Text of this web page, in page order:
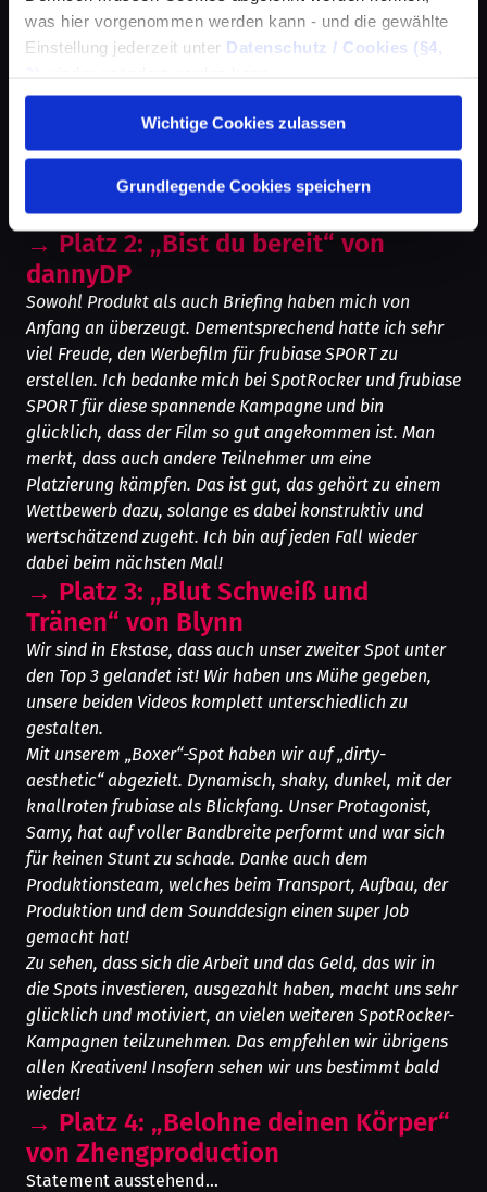
was hier vorgenommen werden kann - und die gewählte
Einstellung jederzeit unter Datenschutz / Cookies (§4,
Wichtige Cookies zulassen
Grundlegende Cookies speichern
5.6L V8 – unser Motto!
Die Anforderungen in den SpotRocker-Briefings zwingen
uns immer wieder über den Tellerrand zu schauen und
lohnenswerte Herausforderung und dass der Spot dann
auch beim Kunden so gut angekommen ist, freut uns
ganz besonders. In diesem Sinne sehen wir uns
hoffentlich bald wieder unter den Top 10!
→ Platz 2: „Bist du bereit“ von
dannyDP
Sowohl Produkt als auch Briefing haben mich von
Anfang an überzeugt. Dementsprechend hatte ich sehr
viel Freude, den Werbefilm für frubiase SPORT zu
erstellen. Ich bedanke mich bei SpotRocker und frubiase
SPORT für diese spannende Kampagne und bin
glücklich, dass der Film so gut angekommen ist. Man
merkt, dass auch andere Teilnehmer um eine
Platzierung kämpfen. Das ist gut, das gehört zu einem
Wettbewerb dazu, solange es dabei konstruktiv und
wertschätzend zugeht. Ich bin auf jeden Fall wieder
dabei beim nächsten Mal!
→ Platz 3: „Blut Schweiß und
Tränen“ von Blynn
Wir sind in Ekstase, dass auch unser zweiter Spot unter
den Top 3 gelandet ist! Wir haben uns Mühe gegeben,
unsere beiden Videos komplett unterschiedlich zu
gestalten.
Mit unserem „Boxer“-Spot haben wir auf „dirty-
aesthetic“ abgezielt. Dynamisch, shaky, dunkel, mit der
knallroten frubiase als Blickfang. Unser Protagonist,
Samy, hat auf voller Bandbreite performt und war sich
für keinen Stunt zu schade. Danke auch dem
Produktionsteam, welches beim Transport, Aufbau, der
Produktion und dem Sounddesign einen super Job
gemacht hat!
Zu sehen, dass sich die Arbeit und das Geld, das wir in
die Spots investieren, ausgezahlt haben, macht uns sehr
glücklich und motiviert, an vielen weiteren SpotRocker-
Kampagnen teilzunehmen. Das empfehlen wir übrigens
allen Kreativen! Insofern sehen wir uns bestimmt bald
wieder!
→ Platz 4: „Belohne deinen Körper“
von Zhengproduction
Statement ausstehend...